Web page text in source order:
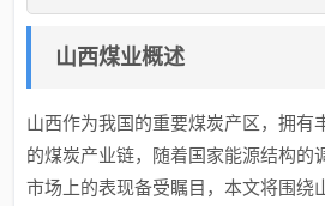
山西煤业概述
山西作为我国的重要煤炭产区，拥有
的煤炭产业链，随着国家能源结构的
市场上的表现备受瞩目，本文将围绕